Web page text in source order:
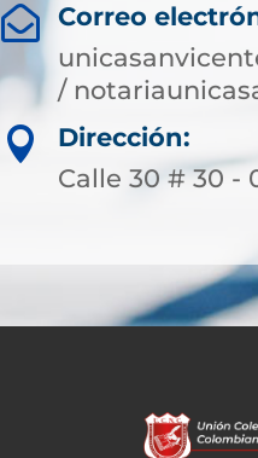

Correo
/

Dirección:
Calle 30 # 30 -